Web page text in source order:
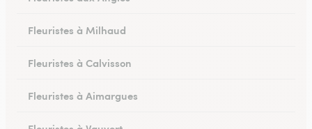
Fleuristes à Milhaud
Fleuristes à Calvisson
Fleuristes à Aimargues